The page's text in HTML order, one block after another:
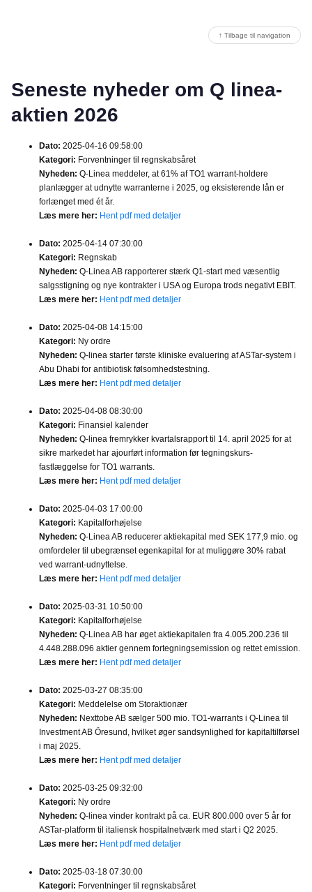
↑ Tilbage til navigation
Seneste nyheder om Q linea-
aktien 2026
Dato: 2025-04-16 09:58:00
Kategori: Forventninger til regnskabsåret
Nyheden: Q-Linea meddeler, at 61% af TO1 warrant-holdere
planlægger at udnytte warranterne i 2025, og eksisterende lån er
forlænget med ét år.
Læs mere her: Hent pdf med detaljer
Dato: 2025-04-14 07:30:00
Kategori: Regnskab
Nyheden: Q-Linea AB rapporterer stærk Q1-start med væsentlig
salgsstigning og nye kontrakter i USA og Europa trods negativt EBIT.
Læs mere her: Hent pdf med detaljer
Dato: 2025-04-08 14:15:00
Kategori: Ny ordre
Nyheden: Q-linea starter første kliniske evaluering af ASTar-system i
Abu Dhabi for antibiotisk følsomhedstestning.
Læs mere her: Hent pdf med detaljer
Dato: 2025-04-08 08:30:00
Kategori: Finansiel kalender
Nyheden: Q-linea fremrykker kvartalsrapport til 14. april 2025 for at
sikre markedet har ajourført information før tegningskurs-
fastlæggelse for TO1 warrants.
Læs mere her: Hent pdf med detaljer
Dato: 2025-04-03 17:00:00
Kategori: Kapitalforhøjelse
Nyheden: Q-Linea AB reducerer aktiekapital med SEK 177,9 mio. og
omfordeler til ubegrænset egenkapital for at muliggøre 30% rabat
ved warrant-udnyttelse.
Læs mere her: Hent pdf med detaljer
Dato: 2025-03-31 10:50:00
Kategori: Kapitalforhøjelse
Nyheden: Q-Linea AB har øget aktiekapitalen fra 4.005.200.236 til
4.448.288.096 aktier gennem fortegningsemission og rettet emission.
Læs mere her: Hent pdf med detaljer
Dato: 2025-03-27 08:35:00
Kategori: Meddelelse om Storaktionær
Nyheden: Nexttobe AB sælger 500 mio. TO1-warrants i Q-Linea til
Investment AB Öresund, hvilket øger sandsynlighed for kapitaltilførsel
i maj 2025.
Læs mere her: Hent pdf med detaljer
Dato: 2025-03-25 09:32:00
Kategori: Ny ordre
Nyheden: Q-linea vinder kontrakt på ca. EUR 800.000 over 5 år for
ASTar-platform til italiensk hospitalnetværk med start i Q2 2025.
Læs mere her: Hent pdf med detaljer
Dato: 2025-03-18 07:30:00
Kategori: Forventninger til regnskabsåret